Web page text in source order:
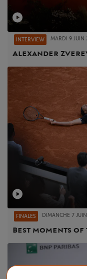
INTERVIEW MARDI 9 JUIN
Alexander
FINALES DIMANCHE 7
Best moments of